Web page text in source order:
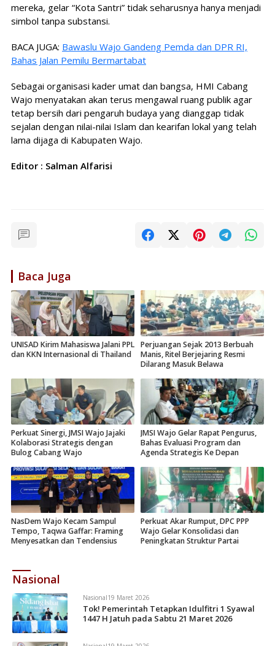
mereka, gelar “Kota Santri” tidak seharusnya hanya menjadi
simbol tanpa substansi.
BACA JUGA: Bawaslu Wajo Gandeng Pemda dan DPR RI,
Bahas Jalan Pemilu Bermartabat
Sebagai organisasi kader umat dan bangsa, HMI Cabang
Wajo menyatakan akan terus mengawal ruang publik agar
tetap bersih dari pengaruh budaya yang dianggap tidak
sejalan dengan nilai-nilai Islam dan kearifan lokal yang telah
lama dijaga di Kabupaten Wajo.
Editor : Salman Alfarisi
Baca Juga
UNISAD Kirim Mahasiswa Jalani PPL
dan KKN Internasional di Thailand
Perjuangan Sejak 2013 Berbuah
Manis, Ritel Berjejaring Resmi
Dilarang Masuk Belawa
Perkuat Sinergi, JMSI Wajo Jajaki
Kolaborasi Strategis dengan
Bulog Cabang Wajo
JMSI Wajo Gelar Rapat Pengurus,
Bahas Evaluasi Program dan
Agenda Strategis Ke Depan
NasDem Wajo Kecam Sampul
Tempo, Taqwa Gaffar: Framing
Menyesatkan dan Tendensius
Perkuat Akar Rumput, DPC PPP
Wajo Gelar Konsolidasi dan
Peningkatan Struktur Partai
Nasional
Nasional19 Maret 2026
Tok! Pemerintah Tetapkan Idulfitri 1 Syawal
1447 H Jatuh pada Sabtu 21 Maret 2026